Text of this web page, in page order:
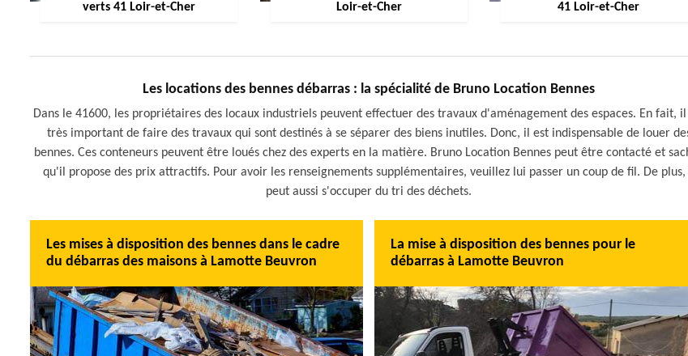
verts 41 Loir-et-Cher
Loir-et-Cher
41 Loir-et-Cher
Les locations des bennes débarras : la spécialité de Bruno Location Bennes
Dans le 41600, les propriétaires des locaux industriels peuvent effectuer des travaux d'aménagement des espaces. En fait,
très important de faire des travaux qui sont destinés à se séparer des biens inutiles. Donc, il est indispensable de louer
bennes. Ces conteneurs peuvent être loués chez des experts en la matière. Bruno Location Bennes peut être contacté et
qu'il propose des prix attractifs. Pour avoir les renseignements supplémentaires, veuillez lui passer un coup de fil. De plus,
peut aussi s'occuper du tri des déchets.
Les mises à disposition des bennes dans le cadre
du débarras des maisons à Lamotte Beuvron
La mise à disposition des bennes pour le
débarras à Lamotte Beuvron